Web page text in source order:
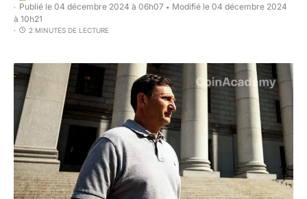
Publié le 04 décembre 2024 à 06h07 • Modifié le 04 décembre 2024
à 10h21
2 MINUTES DE LECTURE